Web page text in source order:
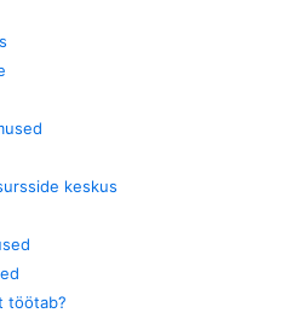
keskus
töötab?